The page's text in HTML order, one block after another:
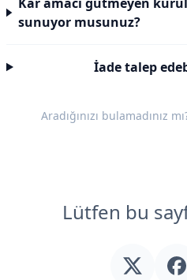
sunuyor musunuz?
İade talep
Aradığınızı bulamadınız
Lütfen bu